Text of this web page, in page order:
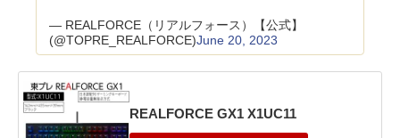
— REALFORCE（リアルフォース）【公式】
(@TOPRE_REALFORCE)June 20, 2023
REALFORCE GX1 X1UC11